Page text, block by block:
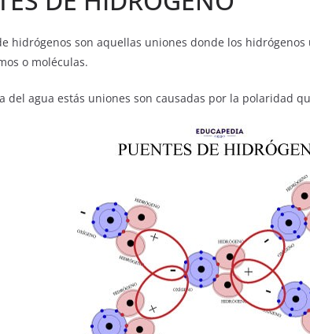
hidrógenos son aquellas uniones donde los
o moléculas.
del agua estás uniones son causadas por la polaridad